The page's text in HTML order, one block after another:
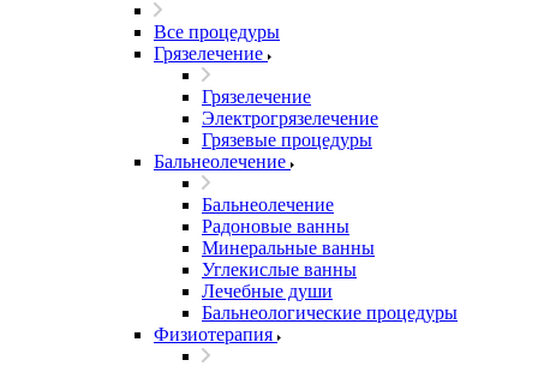
Все процедуры
Грязелечение
Грязелечение
Электрогрязелечение
Грязевые процедуры
Бальнеолечение
Бальнеолечение
Радоновые ванны
Минеральные ванны
Углекислые ванны
Лечебные души
Бальнеологические процедуры
Физиотерапия